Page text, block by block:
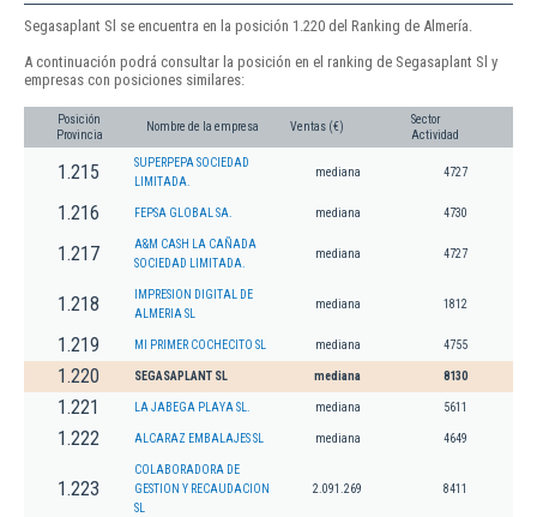
Segasaplant Sl se encuentra en la posición 1.220 del Ranking de Almería.
A continuación podrá consultar la posición en el ranking de Segasaplant Sl y
empresas con posiciones similares:
Posición
Provincia
Nombre de la empresa Ventas (€)
Sector
Actividad
1.215
SUPERPEPA SOCIEDAD
LIMITADA.
mediana 4727
1.216 FEPSA GLOBAL SA. mediana 4730
1.217
A&M CASH LA CAÑADA
SOCIEDAD LIMITADA.
mediana 4727
1.218
IMPRESION DIGITAL DE
ALMERIA SL
mediana 1812
1.219 MI PRIMER COCHECITO SL mediana 4755
1.220 SEGASAPLANT SL mediana 8130
1.221 LA JABEGA PLAYA SL. mediana 5611
1.222 ALCARAZ EMBALAJES SL mediana 4649
1.223
COLABORADORA DE
GESTION Y RECAUDACION
SL
2.091.269 8411